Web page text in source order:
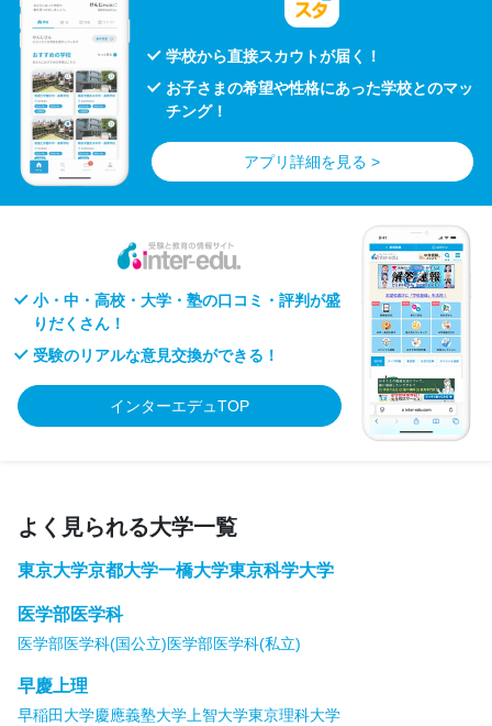
学校から直接スカウトが届く！
お子さまの希望や性格にあった学校とのマッ
チング！
アプリ詳細を見る >
小・中・高校・大学・塾の口コミ・評判が盛
りだくさん！
受験のリアルな意見交換ができる！
インターエデュTOP
よく見られる大学一覧
東京大学京都大学一橋大学東京科学大学
医学部医学科
医学部医学科(国公立)医学部医学科(私立)
早慶上理
早稲田大学慶應義塾大学 上智大学東京理科大学